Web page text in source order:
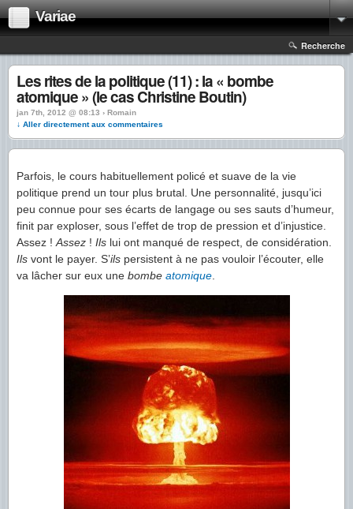
Variae
Recherche
Les rites de la politique (11) : la « bombe
atomique » (le cas Christine Boutin)
jan 7th, 2012 @ 08:13 › Romain
↓ Aller directement aux commentaires
Parfois, le cours habituellement policé et suave de la vie
politique prend un tour plus brutal. Une personnalité, jusqu’ici
peu connue pour ses écarts de langage ou ses sauts d’humeur,
finit par exploser, sous l’effet de trop de pression et d’injustice.
Assez ! Assez ! Ils lui ont manqué de respect, de considération.
Ils vont le payer. S’ils persistent à ne pas vouloir l’écouter, elle
va lâcher sur eux une bombe atomique